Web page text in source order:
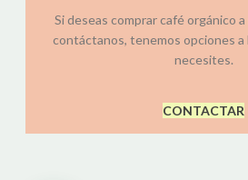
Si deseas comprar café orgánico
contáctanos, tenemos opciones a
necesites.
CONTACTAR